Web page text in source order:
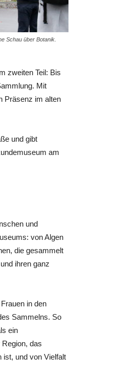
Schau über Botanik.
zweiten Teil: Bis
Mit
Präsenz im alten
und gibt
am
und
von Algen
die gesammelt
ihren ganz
in den
Sammelns. So
ein
das
ist, und von Vielfalt